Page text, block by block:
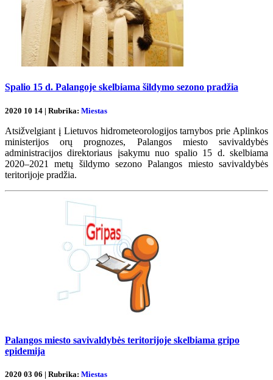
Spalio 15 d. Palangoje skelbiama šildymo sezono pradžia
2020 10 14 | Rubrika: Miestas
Atsižvelgiant į Lietuvos hidrometeorologijos tarnybos prie Aplinkos
ministerijos orų prognozes, Palangos miesto savivaldybės
administracijos direktoriaus įsakymu nuo spalio 15 d. skelbiama
2020–2021 metų šildymo sezono Palangos miesto savivaldybės
teritorijoje pradžia.
Palangos miesto savivaldybės teritorijoje skelbiama gripo
epidemija
2020 03 06 | Rubrika: Miestas